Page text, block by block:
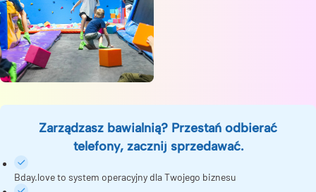
Zarządzasz bawialnią? Przestań odbierać
telefony, zacznij sprzedawać.
Bday.love to system operacyjny dla Twojego biznesu